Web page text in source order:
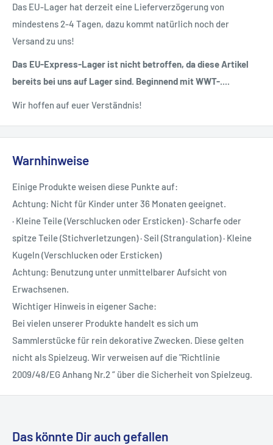
Das EU-Lager hat derzeit eine Lieferverzögerung von
mindestens 2-4 Tagen, dazu kommt natürlich noch der
Versand zu uns!
Das EU-Express-Lager ist nicht betroffen, da diese Artikel
bereits bei uns auf Lager sind. Beginnend mit WWT-....
Wir hoffen auf euer Verständnis!
Warnhinweise
Einige Produkte weisen diese Punkte auf:
Achtung: Nicht für Kinder unter 36 Monaten geeignet.
· Kleine Teile (Verschlucken oder Ersticken) · Scharfe oder
spitze Teile (Stichverletzungen) · Seil (Strangulation) · Kleine
Kugeln (Verschlucken oder Ersticken)
Achtung: Benutzung unter unmittelbarer Aufsicht von
Erwachsenen.
Wichtiger Hinweis in eigener Sache:
Bei vielen unserer Produkte handelt es sich um
Sammlerstücke für rein dekorative Zwecken. Diese gelten
nicht als Spielzeug. Wir verweisen auf die "Richtlinie
2009/48/EG Anhang Nr.2 “ über die Sicherheit von Spielzeug.
Das könnte Dir auch gefallen